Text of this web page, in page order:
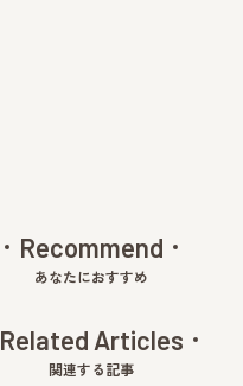
Recommend
あなたにおすすめ
Related Articles
関連する記事